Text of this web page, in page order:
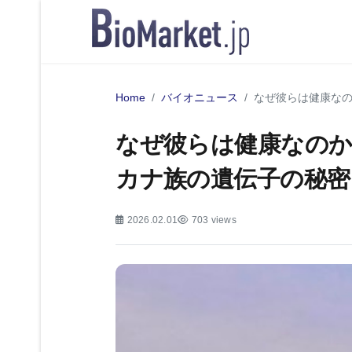
Home バイオニュース なぜ彼らは健康な
なぜ彼らは健康なの
カナ族の遺伝子の秘密
2026.02.01 703 views